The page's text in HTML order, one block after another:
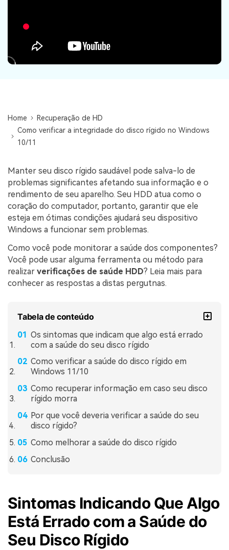
Recoverit Grátis
Outros Produtos
Home
Recuperação de HD
Como verificar a integridade do disco rígido no Windows
10/11
Manter seu disco rígido saudável pode salva-lo de
problemas significantes afetando sua informação e o
rendimento de seu aparelho. Seu HDD atua como o
coração do computador, portanto, garantir que ele
esteja em ótimas condições ajudará seu dispositivo
Windows a funcionar sem problemas.
Como você pode monitorar a saúde dos componentes?
Você pode usar alguma ferramenta ou método para
realizar verificações de saúde HDD? Leia mais para
conhecer as respostas a distas pergutnas.
Tabela de conteúdo
Os sintomas que indicam que algo está errado
com a saúde do seu disco rígido
Como verificar a saúde do disco rígido em
Windows 11/10
Como recuperar informação em caso seu disco
rígido morra
Por que você deveria verificar a saúde do seu
disco rígido?
Como melhorar a saúde do disco rígido
Conclusão
Sintomas Indicando Que Algo
Está Errado com a Saúde do
Seu Disco Rígido